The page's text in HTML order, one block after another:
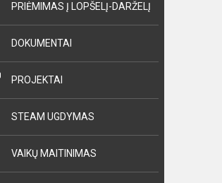
PRIĖMIMAS Į LOPŠELĮ-DARŽELĮ
DOKUMENTAI
PROJEKTAI
STEAM UGDYMAS
VAIKŲ MAITINIMAS